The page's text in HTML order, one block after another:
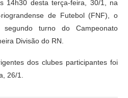
14h30 desta terça-feira, 30/1, na
de Futebol (FNF), o
turno do Campeonato
Divisão do RN.
dos clubes participantes foi
26/1.